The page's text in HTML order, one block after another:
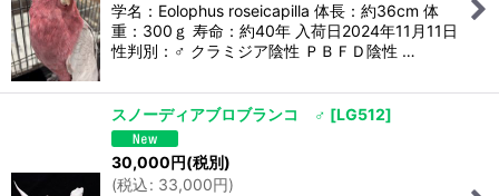
学名：Eolophus roseicapilla 体長：約36cm 体
重：300ｇ 寿命：約40年 入荷日2024年11月11日
性判別：♂ クラミジア陰性 ＰＢＦＤ陰性 …
スノーディアブロブランコ ♂ [LG512]
30,000円(税別)
(税込: 33,000円)